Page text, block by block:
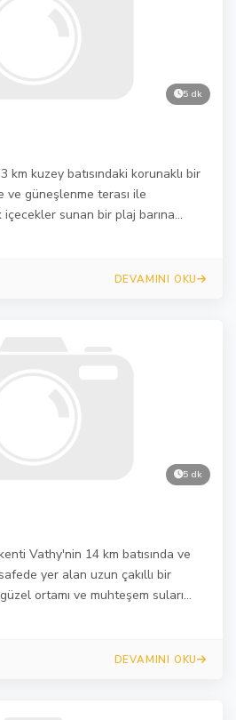
5 dk
km kuzey batısındaki korunaklı bir
ve güneşlenme terası ile
içecekler sunan bir plaj barına
DEVAMINI OKU
5 dk
Vathy'nin 14 km batısında ve
yer alan uzun çakıllı bir
ortamı ve muhteşem suları
DEVAMINI OKU